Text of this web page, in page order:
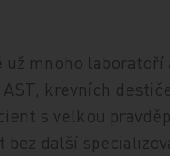
už mnoho
AST, krevních
s velkou
bez další